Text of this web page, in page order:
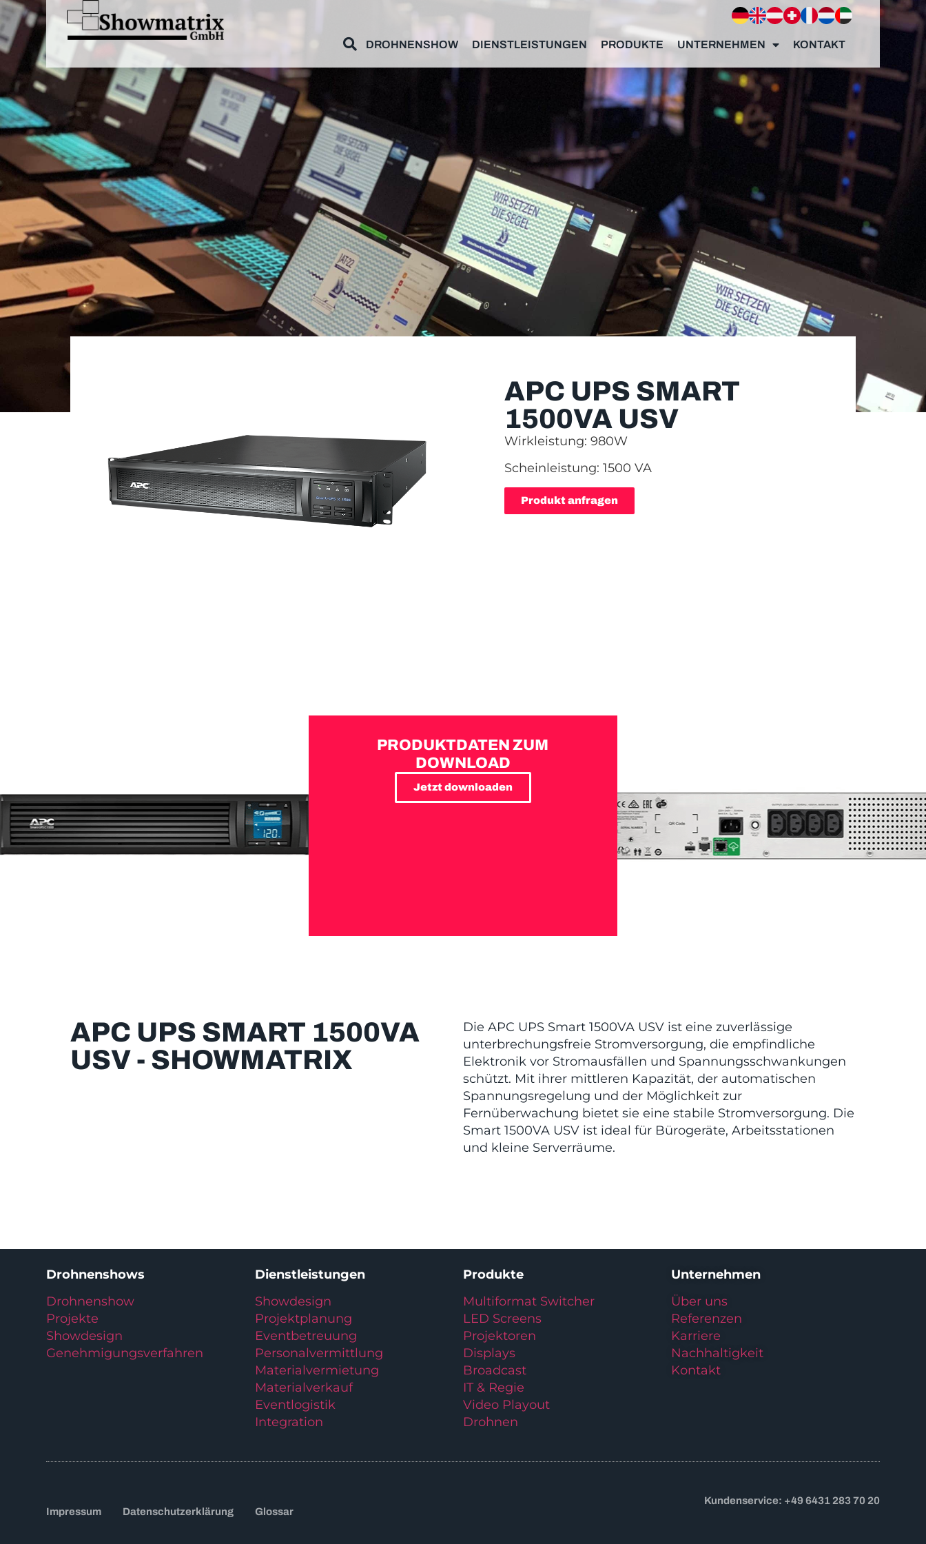
DROHNENSHOW DIENSTLEISTUNGEN PRODUKTE UNTERNEHMEN KONTAKT
APC UPS SMART
1500VA USV
Wirkleistung: 980W
Scheinleistung: 1500 VA
Produkt anfragen
PRODUKTDATEN ZUM
DOWNLOAD
Jetzt downloaden
APC UPS SMART 1500VA
USV - SHOWMATRIX
Die APC UPS Smart 1500VA USV ist eine zuverlässige
unterbrechungsfreie Stromversorgung, die empfindliche
Elektronik vor Stromausfällen und Spannungsschwankungen
schützt. Mit ihrer mittleren Kapazität, der automatischen
Spannungsregelung und der Möglichkeit zur
Fernüberwachung bietet sie eine stabile Stromversorgung. Die
Smart 1500VA USV ist ideal für Bürogeräte, Arbeitsstationen
und kleine Serverräume.
Drohnenshows
Drohnenshow
Projekte
Showdesign
Genehmigungsverfahren
Dienstleistungen
Showdesign
Projektplanung
Eventbetreuung
Personalvermittlung
Materialvermietung
Materialverkauf
Eventlogistik
Integration
Produkte
Multiformat Switcher
LED Screens
Projektoren
Displays
Broadcast
IT & Regie
Video Playout
Drohnen
Unternehmen
Über uns
Referenzen
Karriere
Nachhaltigkeit
Kontakt
Impressum Datenschutzerklärung Glossar
Kundenservice: +49 6431 283 70 20